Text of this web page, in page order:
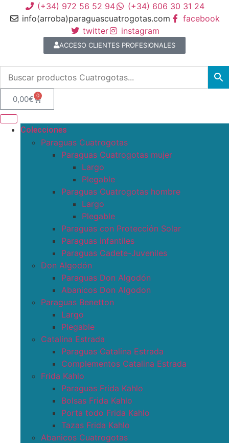
(+34) 972 56 52 94
(+34) 606 30 31 24
info(arroba)paraguascuatrogotas.com
facebook
twitter
instagram
ACCESO CLIENTES PROFESIONALES
0,00€ 0
Colecciones
Paraguas Cuatrogotas
Paraguas Cuatrogotas mujer
Largo
Plegable
Paraguas Cuatrogotas hombre
Largo
Plegable
Paraguas con Protección Solar
Paraguas infantiles
Paraguas Cadete-Juveniles
Don Algodón
Paraguas Don Algodón
Abanicos Don Algodon
Paraguas Benetton
Largo
Plegable
Catalina Estrada
Paraguas Catalina Estrada
Complementos Catalina Estrada
Frida Kahlo
Paraguas Frida Kahlo
Bolsas Frida Kahlo
Porta todo Frida Kahlo
Tazas Frida Kahlo
Abanicos Cuatrogotas